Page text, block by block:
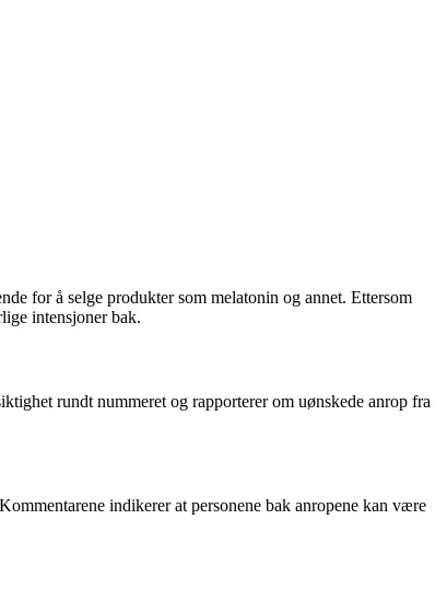
for å selge produkter som melatonin og annet. Ettersom
intensjoner bak.
rundt nummeret og rapporterer om uønskede anrop fra
indikerer at personene bak anropene kan være